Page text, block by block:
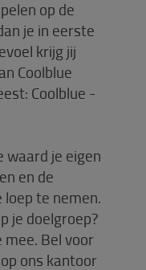
op de
je in eerste
krijg jij
Coolblue
Coolblue -
waard je eigen
en de
te nemen.
je doelgroep?
Bel voor
ons kantoor